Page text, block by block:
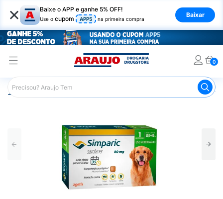
× Baixe o APP e ganhe 5% OFF!
Use o cupom APP5 na primeira compra
Baixar
0
Araujo Pet Shop Antipulgas e Parasitas